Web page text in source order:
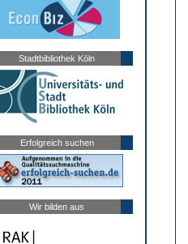
Stadtbibliothek Köln
Erfolgreich suchen
Wir bilden aus